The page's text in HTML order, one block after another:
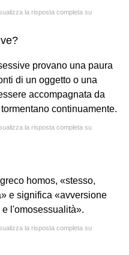
la risposta completa su
provano una paura
di un oggetto o una
accompagnata da
continuamente.
la risposta completa su
homos, «stesso,
e significa «avversione
l'omosessualità».
la risposta completa su